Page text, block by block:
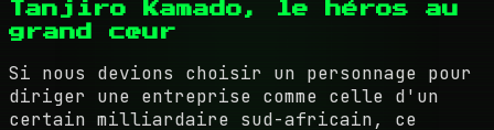
Tanjiro Kamado, le héros au
grand cœur
Si nous devions choisir un personnage pour
diriger une entreprise comme celle d'un
certain milliardaire sud-africain, ce